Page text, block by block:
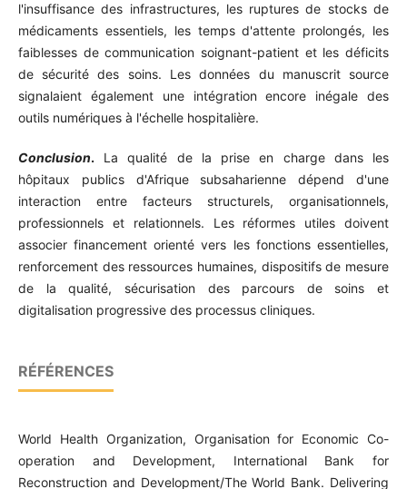
l'insuffisance des infrastructures, les ruptures de stocks de
médicaments essentiels, les temps d'attente prolongés, les
faiblesses de communication soignant-patient et les déficits
de sécurité des soins. Les données du manuscrit source
signalaient également une intégration encore inégale des
outils numériques à l'échelle hospitalière.
Conclusion. La qualité de la prise en charge dans les
hôpitaux publics d'Afrique subsaharienne dépend d'une
interaction entre facteurs structurels, organisationnels,
professionnels et relationnels. Les réformes utiles doivent
associer financement orienté vers les fonctions essentielles,
renforcement des ressources humaines, dispositifs de mesure
de la qualité, sécurisation des parcours de soins et
digitalisation progressive des processus cliniques.
RÉFÉRENCES
World Health Organization, Organisation for Economic Co-
operation and Development, International Bank for
Reconstruction and Development/The World Bank. Delivering